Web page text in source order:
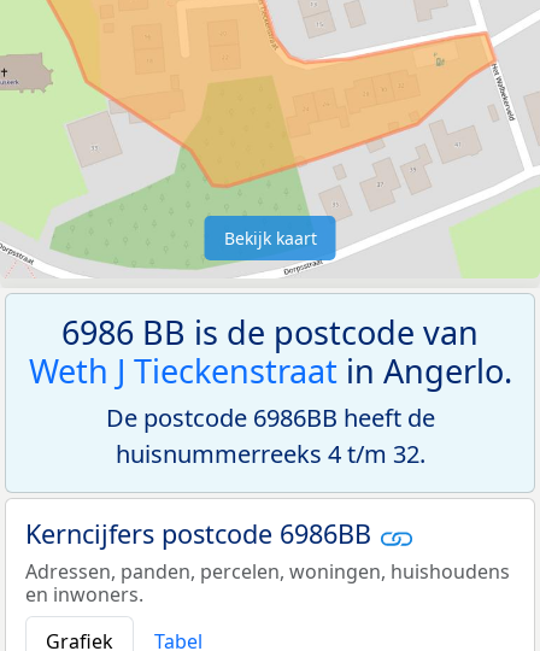
Bekijk kaart
6986 BB is de postcode van
Weth J Tieckenstraatin Angerlo.
De postcode 6986BB heeft de
huisnummerreeks 4 t/m 32.
Kerncijfers postcode 6986BB
Adressen, panden, percelen, woningen, huishoudens
en inwoners.
Grafiek
Tabel